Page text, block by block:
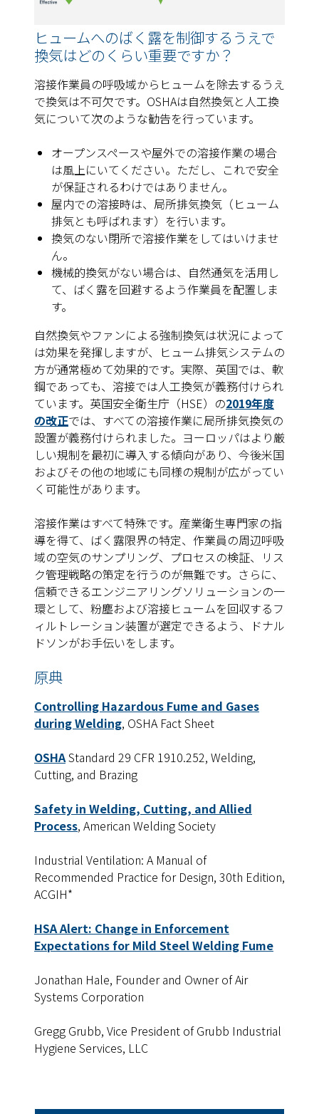
ヒュームへのばく露を制御するうえで
換気はどのくらい重要ですか？
溶接作業員の呼吸域からヒュームを除去するうえ
で換気は不可欠です。OSHAは自然換気と人工換
気について次のような勧告を行っています。
オープンスペースや屋外での溶接作業の場合
は風上にいてください。ただし、これで安全
が保証されるわけではありません。
屋内での溶接時は、局所排気換気（ヒューム
排気とも呼ばれます）を行います。
換気のない閉所で溶接作業をしてはいけませ
ん。
機械的換気がない場合は、自然通気を活用し
て、ばく露を回避するよう作業員を配置しま
す。
自然換気やファンによる強制換気は状況によって
は効果を発揮しますが、ヒューム排気システムの
方が通常極めて効果的です。実際、英国では、軟
鋼であっても、溶接では人工換気が義務付けられ
ています。英国安全衛生庁（HSE）の2019年度
の改正では、 すべての溶接作業に局所排気換気の
設置が義務付けられました。ヨーロッパはより厳
しい規制を最初に導入する傾向があり、今後米国
およびその他の地域にも同様の規制が広がってい
く可能性があります。
溶接作業はすべて特殊です。産業衛生専門家の指
導を得て、ばく露限界の特定、作業員の周辺呼吸
域の空気のサンプリング、プロセスの検証、リス
ク管理戦略の策定を行うのが無難です。さらに、
信頼できるエンジニアリングソリューションの一
環として、粉塵および溶接ヒュームを回収するフ
ィルトレーション装置が選定できるよう、ドナル
ドソンがお手伝いをします。
原典
Controlling Hazardous Fume and Gases
during Welding, OSHA Fact Sheet
OSHAStandard 29 CFR 1910.252, Welding,
Cutting, and Brazing
Safety in Welding, Cutting, and Allied
Process, American Welding Society
Industrial Ventilation: A Manual of
Recommended Practice for Design, 30th Edition,
ACGIH*
HSA Alert: Change in Enforcement
Expectations for Mild Steel Welding Fume
Jonathan Hale, Founder and Owner of Air
Systems Corporation
Gregg Grubb, Vice President of Grubb Industrial
Hygiene Services, LLC